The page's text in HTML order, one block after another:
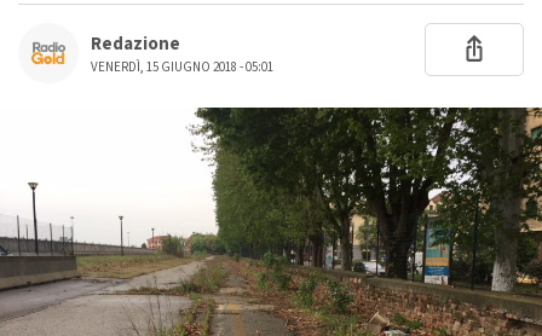
Redazione
VENERDÌ, 15 GIUGNO 2018 - 05:01